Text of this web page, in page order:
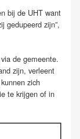
bij de UHT want
gedupeerd zijn”,
de gemeente.
zijn, verleent
zich
te krijgen of in